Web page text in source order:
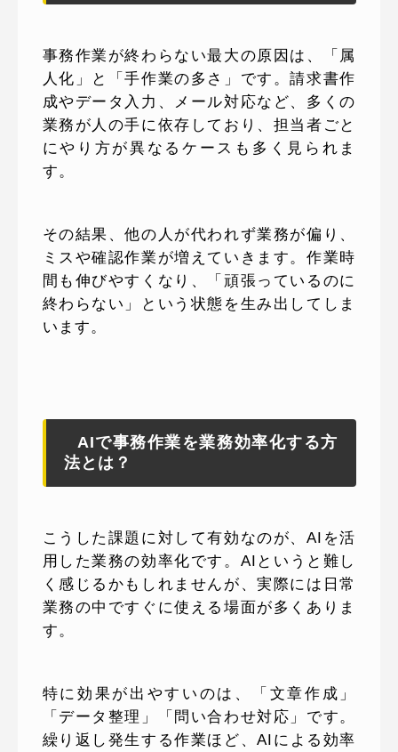
事務作業が終わらない最大の原因は、「属
人化」と「手作業の多さ」です。請求書作
成やデータ入力、メール対応など、多くの
業務が人の手に依存しており、担当者ごと
にやり方が異なるケースも多く見られま
す。
その結果、他の人が代われず業務が偏り、
ミスや確認作業が増えていきます。作業時
間も伸びやすくなり、「頑張っているのに
終わらない」という状態を生み出してしま
います。
AIで事務作業を業務効率化する方
法とは？
こうした課題に対して有効なのが、AIを活
用した業務の効率化です。AIというと難し
く感じるかもしれませんが、実際には日常
業務の中ですぐに使える場面が多くありま
す。
特に効果が出やすいのは、「文章作成」
「データ整理」「問い合わせ対応」です。
繰り返し発生する作業ほど、AIによる効率